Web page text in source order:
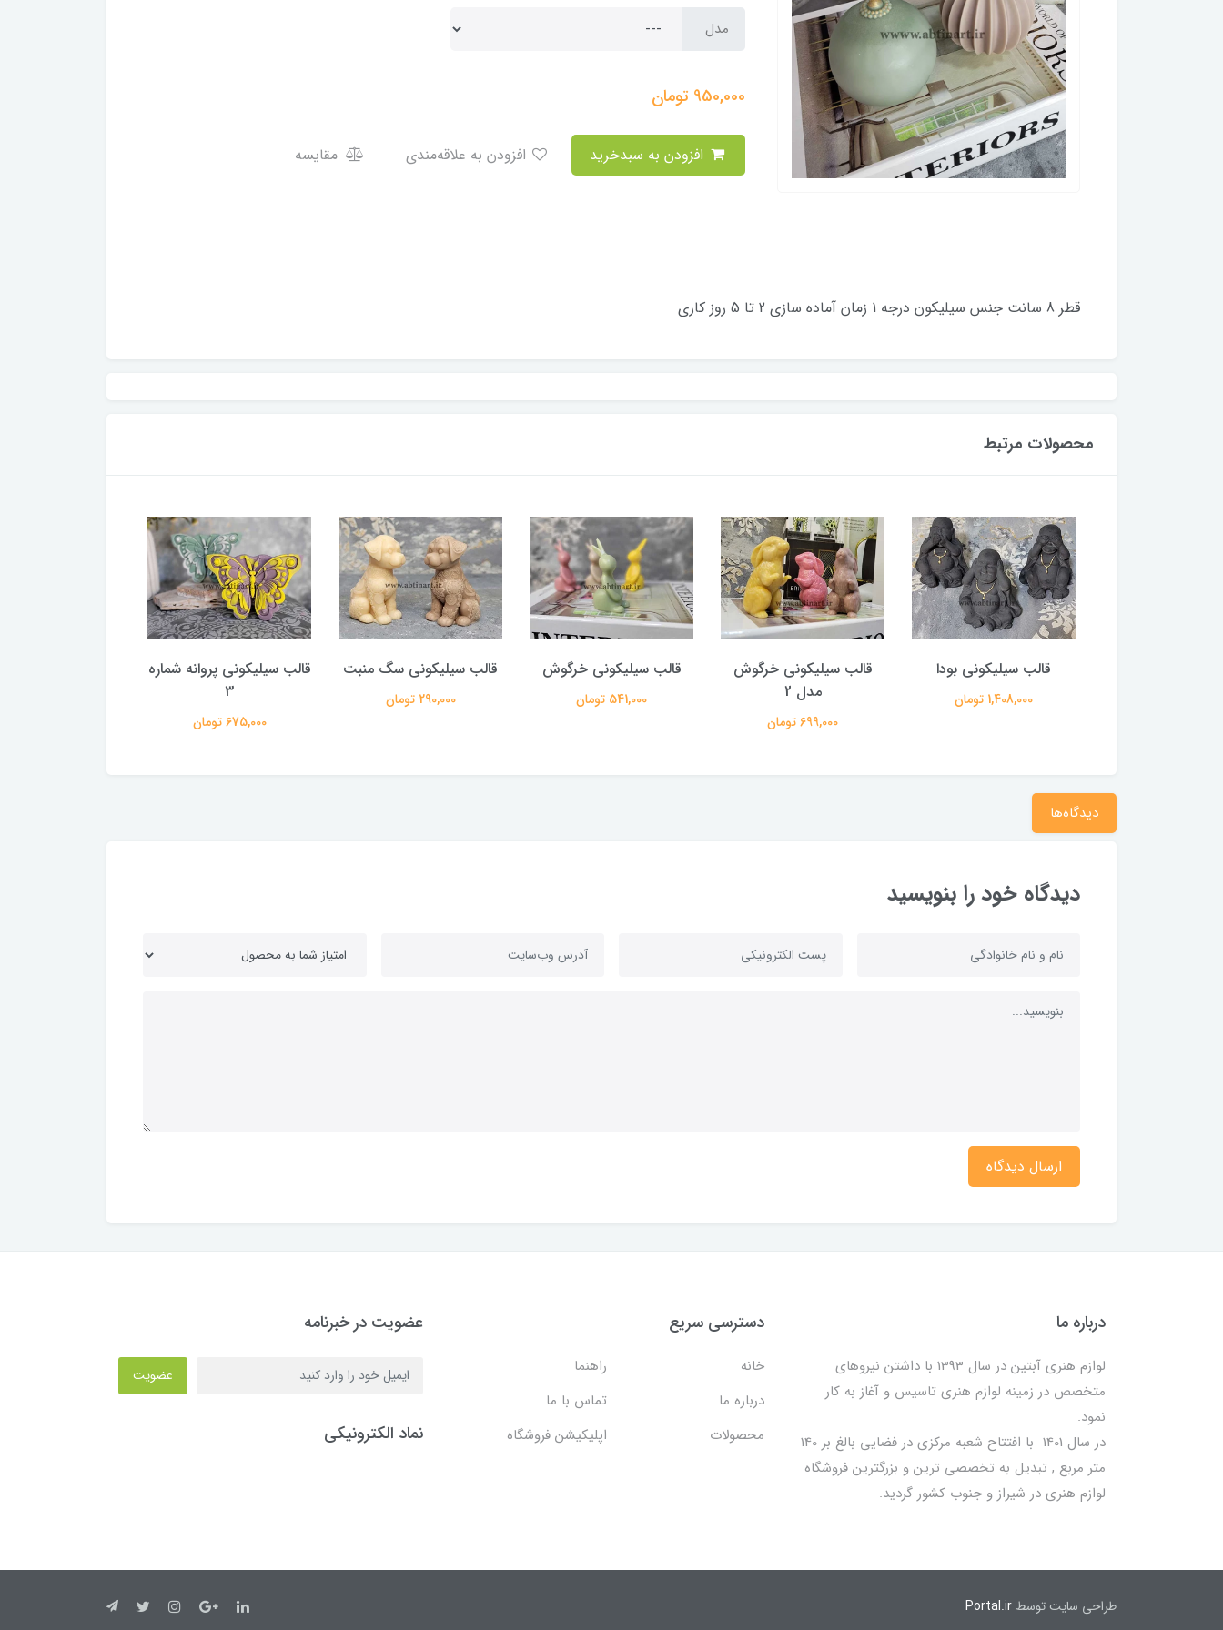
مدل
950,000 تومان
مقایسه
قطر 8 سانت جنس سیلیکون درجه 1 زمان آماده سازی 2 تا 5 روز کاری
محصولات مرتبط
قالب سیلیکونی بودا
1,408,000 تومان
قالب سیلیکونی خرگوش
مدل 2
699,000 تومان
قالب سیلیکونی خرگوش
541,000 تومان
قالب سیلیکونی سگ منبت
290,000 تومان
قالب سیلیکونی پروانه شماره
3
675,000 تومان
دیدگاه‌ها
دیدگاه خود را بنویسید
ارسال دیدگاه
درباره ما
لوازم هنری آبتین در سال 1393 با داشتن نیروهای
متخصص در زمینه لوازم هنری تاسیس و آغاز به کار
نمود.
در سال 1401 با افتتاح شعبه مرکزی در فضایی بالغ بر 140
متر مربع , تبدیل به تخصصی ترین و بزرگترین فروشگاه
لوازم هنری در شیراز و جنوب کشور گردید.
دسترسی سریع
خانه
راهنما
درباره ما
تماس با ما
محصولات
اپلیکیشن فروشگاه
عضویت در خبرنامه
عضویت
نماد الکترونیکی
طراحی سایت توسط Portal.ir